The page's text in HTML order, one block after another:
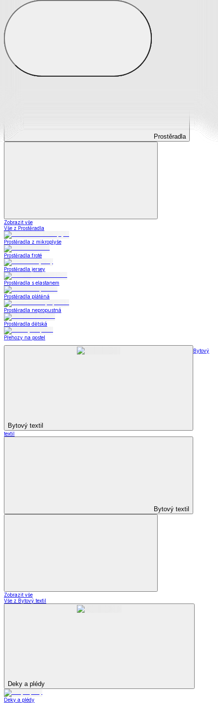
Prostěradla
Prostěradla
Zobrazit vše
Vše z Prostěradla
Prostěradla z mikroplyše
Prostěradla froté
Prostěradla jersey
Prostěradla s elastanem
Prostěradla plátěná
Prostěradla nepropustná
Prostěradla dětská
Přehozy na postel
Bytový textil
Bytový
textil
Bytový textil
Zobrazit vše
Vše z Bytový textil
Deky a plédy
Deky a plédy